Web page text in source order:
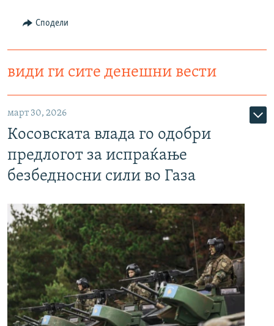
Сподели
види ги сите денешни вести
март 30, 2026
Косовската влада го одобри
предлогот за испраќање
безбедносни сили во Газа